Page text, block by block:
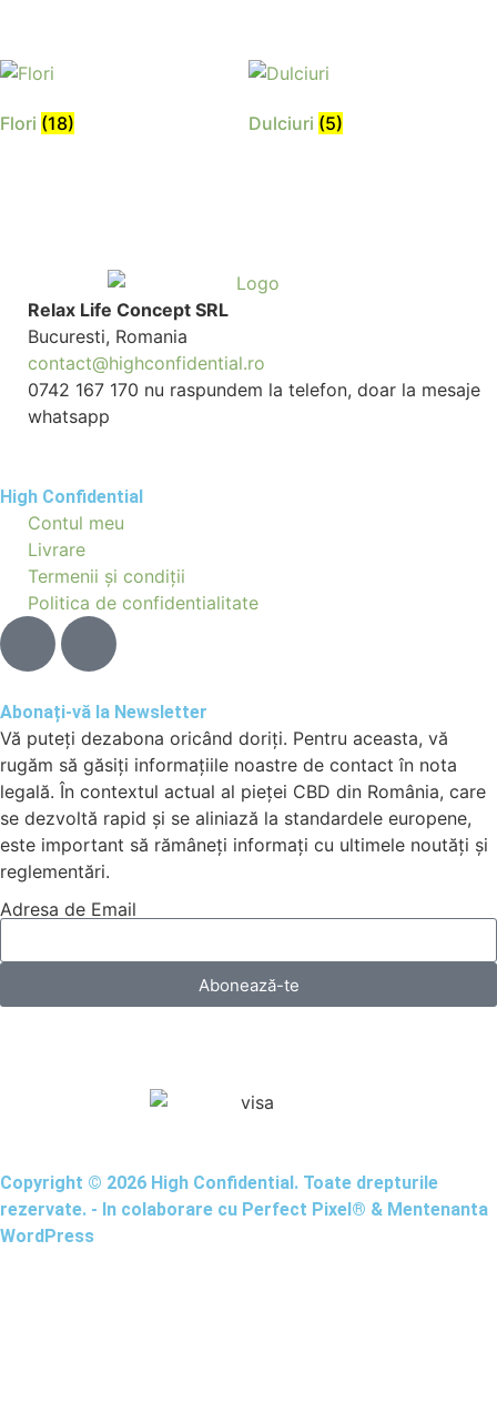
Flori (18) Dulciuri (5)
Relax Life Concept SRL
Bucuresti, Romania
contact@highconfidential.ro
0742 167 170 nu raspundem la telefon, doar la mesaje
whatsapp
High Confidential
Contul meu
Livrare
Termenii și condiții
Politica de confidentialitate
Abonați-vă la Newsletter
Vă puteți dezabona oricând doriți. Pentru aceasta, vă
rugăm să găsiți informațiile noastre de contact în nota
legală. În contextul actual al pieței CBD din România, care
se dezvoltă rapid și se aliniază la standardele europene,
este important să rămâneți informați cu ultimele noutăți și
reglementări.
Adresa de Email
Abonează-te
Copyright © 2026 High Confidential. Toate drepturile
rezervate. - In colaborare cu Perfect Pixel® & Mentenanta
WordPress